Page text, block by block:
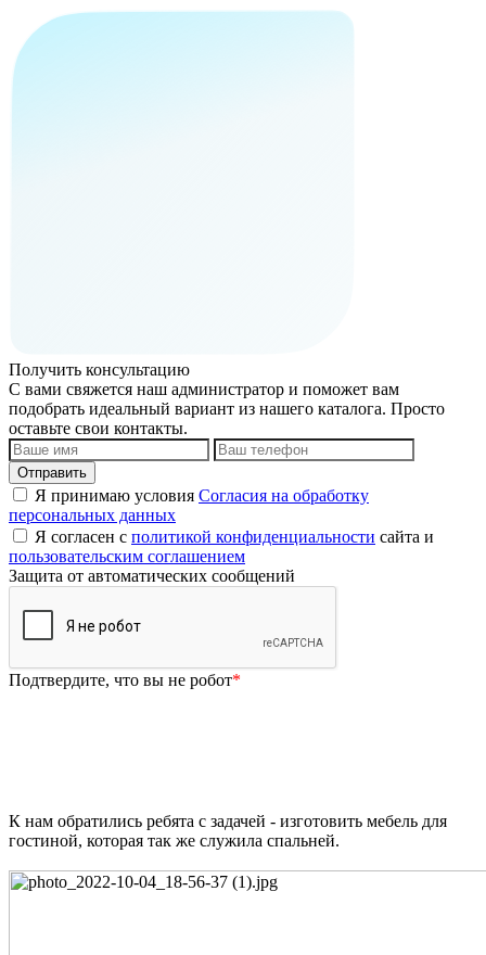
Получить консультацию
С вами свяжется наш администратор и поможет вам
подобрать идеальный вариант из нашего каталога. Просто
оставьте свои контакты.
Я принимаю условия Согласия на обработку
персональных данных
Я согласен с политикой конфиденциальности сайта и
пользовательским соглашением
Защита от автоматических сообщений
Подтвердите, что вы не робот*
К нам обратились ребята с задачей - изготовить мебель для
гостиной, которая так же служила спальней.